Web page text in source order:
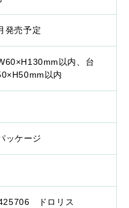
発売予定
以内、台
以内
ッケージ
ドロリス